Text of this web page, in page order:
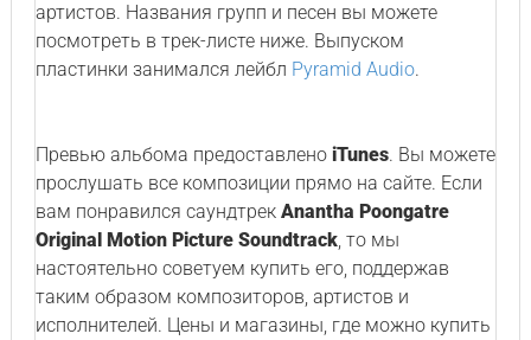
артистов. Названия групп и песен вы можете
посмотреть в трек-листе ниже. Выпуском
пластинки занимался лейбл Pyramid Audio.
Превью альбома предоставлено iTunes. Вы можете
прослушать все композиции прямо на сайте. Если
вам понравился саундтрек Anantha Poongatre
Original Motion Picture Soundtrack, то мы
настоятельно советуем купить его, поддержав
таким образом композиторов, артистов и
исполнителей. Цены и магазины, где можно купить